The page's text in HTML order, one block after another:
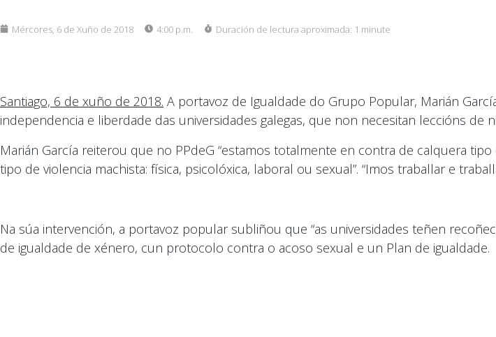
Mércores, 6 de Xuño de 2018 4:00 p.m. Duración de lectura aproximada: 1 minute
Santiago, 6 de xuño de 2018. A portavoz de Igualdade do Grupo Popular, Marián
independencia e liberdade das universidades galegas, que non necesitan leccións de
Marián García reiterou que no PPdeG “estamos totalmente en contra de calquera
tipo de violencia machista: física, psicolóxica, laboral ou sexual”. “Imos traballar e
Na súa intervención, a portavoz popular subliñou que “as universidades teñen
de igualdade de xénero, cun protocolo contra o acoso sexual e un Plan de igualdade.